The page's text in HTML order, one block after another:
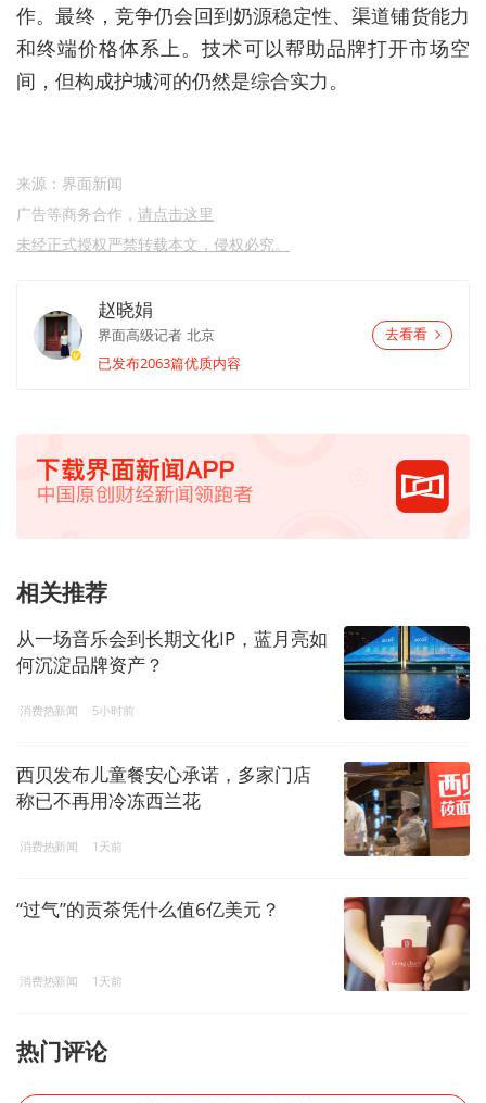
作。最终，竞争仍会回到奶源稳定性、渠道铺货能力
和终端价格体系上。技术可以帮助品牌打开市场空
间，但构成护城河的仍然是综合实力。
来源：界面新闻
广告等商务合作， 请点击这里
未经正式授权严禁转载本文，侵权必究。
赵晓娟
界面高级记者 北京
已发布2063篇优质内容
去看看
相关推荐
从一场音乐会到长期文化IP，蓝月亮如
何沉淀品牌资产？
消费热新闻 5小时前
西贝发布儿童餐安心承诺，多家门店
称已不再用冷冻西兰花
消费热新闻 1天前
“过气”的贡茶凭什么值6亿美元？
消费热新闻 1天前
热门评论